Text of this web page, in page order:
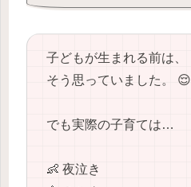
子どもが生まれる前は、
そう思っていました。 😌
でも実際の子育ては…
👶 夜泣き